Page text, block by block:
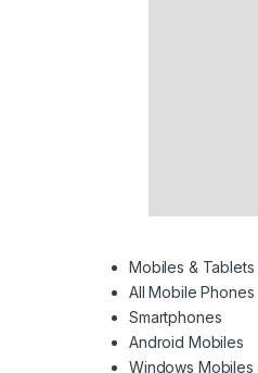
Mobiles & Tablets
All Mobile Phones
Smartphones
Android Mobiles
Windows Mobiles